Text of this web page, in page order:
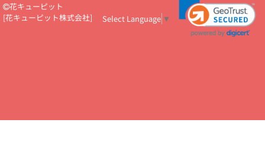
ール
新築引っ越し祝いコラム お祝い花のマナー総まとめ
職
場上司や先輩へ贈るお祝い花の正解は？
開店祝いの花 選び方ガイ
あり)
花キューピット×専門家
CO2排出量削減 / SDGsを考える
花キューピット
[花キューピット株式会社] Select Language ▼